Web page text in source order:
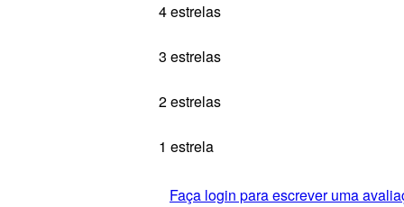
4 estrelas
3 estrelas
2 estrelas
1 estrela
Faça login para escrever uma